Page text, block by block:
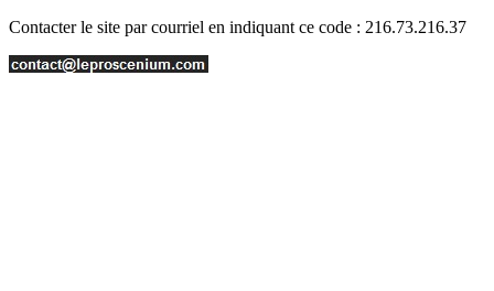
Contacter le site par courriel en indiquant ce code : 216.73.216.37